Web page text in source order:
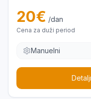
20€ /dan
Cena za duži period
Manuelni